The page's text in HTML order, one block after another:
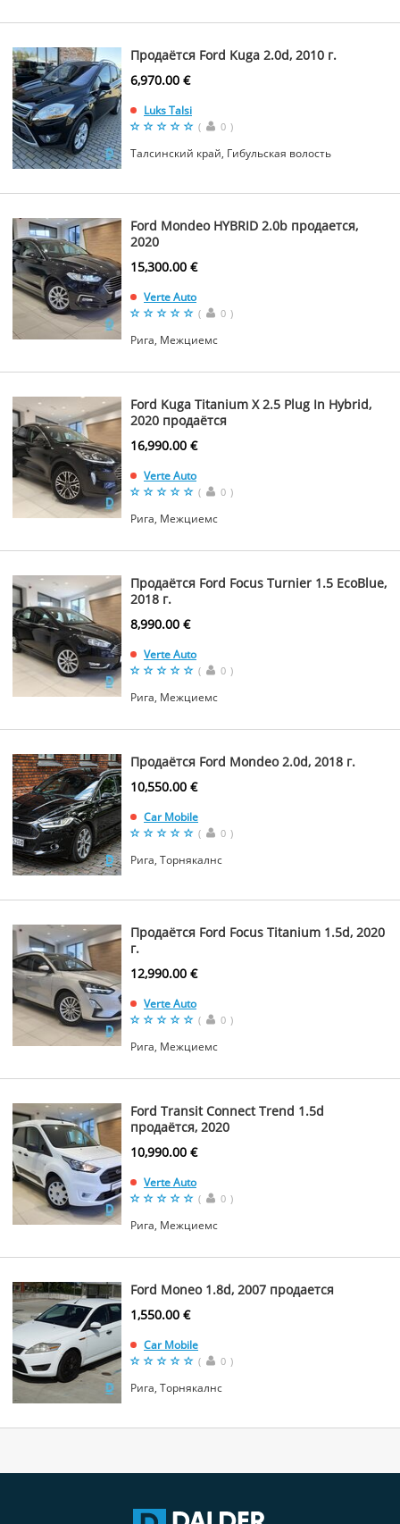
Продаётся Ford Kuga 2.0d, 2010 г.
6,970.00 €
Luks Talsi
( 0 )
Талсинский край, Гибульская волость
Ford Mondeo HYBRID 2.0b продается,
2020
15,300.00 €
Verte Auto
( 0 )
Рига, Межциемс
Ford Kuga Titanium X 2.5 Plug In Hybrid,
2020 продаётся
16,990.00 €
Verte Auto
( 0 )
Рига, Межциемс
Продаётся Ford Focus Turnier 1.5 EcoBlue,
2018 г.
8,990.00 €
Verte Auto
( 0 )
Рига, Межциемс
Продаётся Ford Mondeo 2.0d, 2018 г.
10,550.00 €
Car Mobile
( 0 )
Рига, Торнякалнс
Продаётся Ford Focus Titanium 1.5d, 2020
г.
12,990.00 €
Verte Auto
( 0 )
Рига, Межциемс
Ford Transit Connect Trend 1.5d
продаётся, 2020
10,990.00 €
Verte Auto
( 0 )
Рига, Межциемс
Ford Moneo 1.8d, 2007 продается
1,550.00 €
Car Mobile
( 0 )
Рига, Торнякалнс